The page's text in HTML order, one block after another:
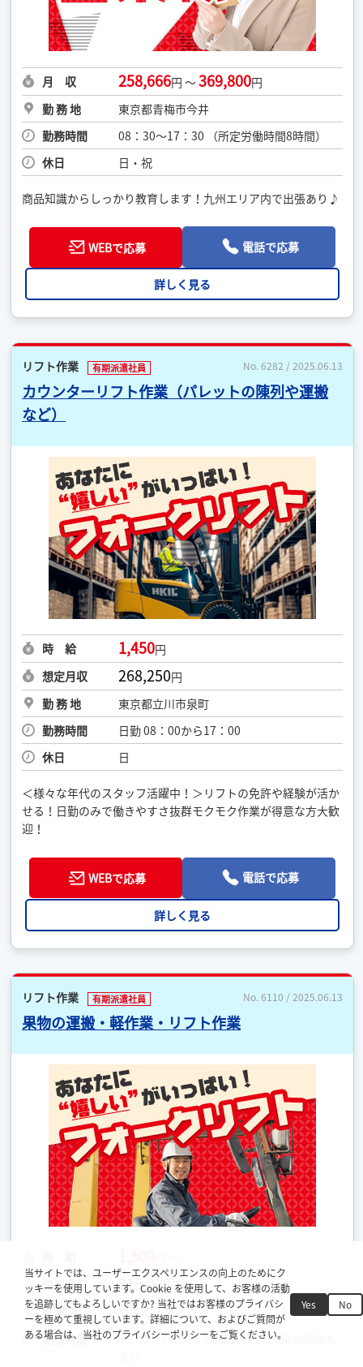
月 収 258,666円 ～369,800円
勤 務 地
東京都青梅市今井
勤務時間
08：30〜17：30 （所定労働時間8時間）
休日
日・祝
商品知識からしっかり教育します！九州エリア内で出張あり♪
WEBで応募 電話で応募
詳しく見る
リフト作業 有期派遣社員 No. 6282 / 2025.06.13
カウンターリフト作業（パレットの陳列や運搬
など）
時 給 1,450円
想定月収
268,250円
勤 務 地
東京都立川市泉町
勤務時間
日勤 08：00から17：00
休日
日
＜様々な年代のスタッフ活躍中！＞リフトの免許や経験が活か
せる！日勤のみで働きやすさ抜群モクモク作業が得意な方大歓
迎！
WEBで応募 電話で応募
詳しく見る
リフト作業 有期派遣社員 No. 6110 / 2025.06.13
果物の運搬・軽作業・リフト作業
想定月収
315,000円
勤 務 地
東京都江東区青海
勤務時間
9：00～18：00 ※8：00～17：00の場合も
当サイトでは、ユーザーエクスペリエンスの向上のためにク
ッキーを使用しています。Cookie を使用して、お客様の活動
を追跡してもよろしいですか? 当社ではお客様のプライバシ
ーを極めて重視しています。詳細について、およびご質問が
ある場合は、当社のプライバシーポリシーをご覧ください。
Yes No